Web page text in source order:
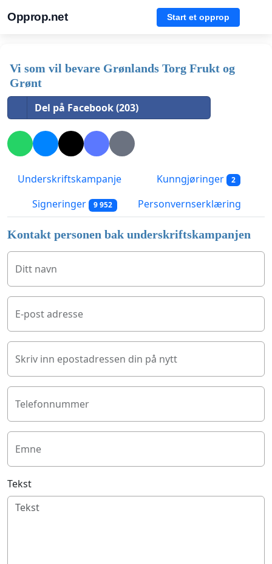
Opprop.net Start et opprop
Vi som vil bevare Grønlands Torg Frukt og
Grønt
Del på Facebook (203)
Underskriftskampanje Kunngjøringer 2
Signeringer 9 952 Personvernserklæring
Kontakt personen bak underskriftskampanjen
Ditt navn
E-post adresse
Skriv inn epostadressen din på nytt
Telefonnummer
Emne
Tekst